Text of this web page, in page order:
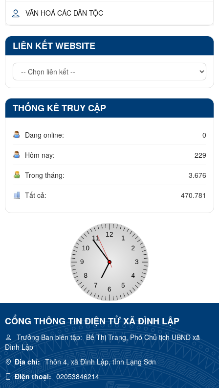
VĂN HOÁ CÁC DÂN TỘC
LIÊN KẾT WEBSITE
THỐNG KÊ TRUY CẬP
Đang online: 0
Hôm nay: 229
Trong tháng: 3.676
Tất cả: 470.781
CỔNG THÔNG TIN ĐIỆN TỬ XÃ ĐÌNH LẬP
Trưởng Ban biên tập:Bế Thị Trang, Phó Chủ tịch UBND xã
Đình Lập
Địa chỉ: Thôn 4, xã Đình Lập, tỉnh Lạng Sơn
Điện thoại: 02053846214